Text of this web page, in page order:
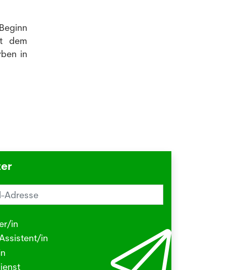
dem
in
im Sommer? Schuld sein könnte
- Viele kleine Tierchen sind in den
unterwegs, die stechen
in
in